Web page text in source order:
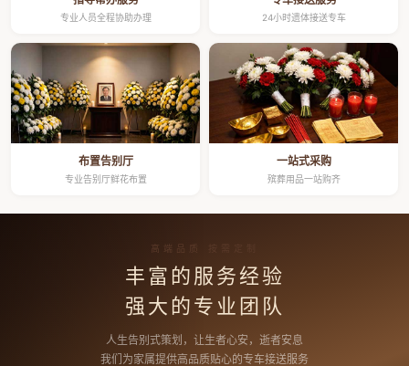
专业人员全程协助办理 24小时遗体接送专车
布置告别厅
专业告别厅鲜花布置
一站式采购
殡葬用品一站购齐
高端品质 按需定制
丰富的服务经验
强大的专业团队
人生告别式策划，让生者心安，逝者安息
我们为家属提供高品质贴心的专车接送服务